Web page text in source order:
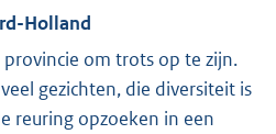
Holland
om trots op te zijn.
gezichten, die diversiteit is
reuring opzoeken in een